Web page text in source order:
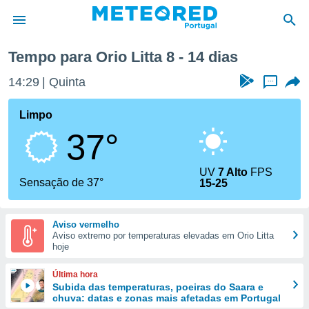
da
foi
fornecidas
a este
das
e
forma
digital
Tempo para Orio Litta 8 - 14 dias
14:29 Quinta ...
Limpo
37°
Sensação de 37°
UV7 Alto FPS
15-25
Aviso vermelho
Aviso extremo por temperaturas elevadas em Orio Litta
hoje
Última hora
Subida das temperaturas, poeiras do Saara e
chuva: datas e zonas mais afetadas em Portugal